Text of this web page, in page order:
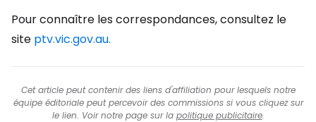
Pour connaître les correspondances, consultez le
site ptv.vic.gov.au.
Cet article peut contenir des liens d'affiliation pour lesquels notre
équipe éditoriale peut percevoir des commissions si vous cliquez sur
le lien. Voir notre page sur la politique publicitaire.